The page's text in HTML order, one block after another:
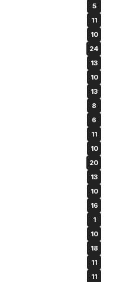
5
11
10
24
13
10
13
8
6
11
10
20
13
10
16
1
10
18
11
11